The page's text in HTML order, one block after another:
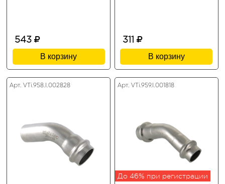
543
В корзину
311
В корзину
Арт. VTi.958.I.002828 Арт. VTi.959.I.001818
До 46% при регистрации